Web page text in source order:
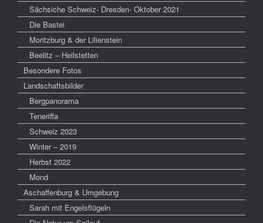
Sächsiche Schweiz- Dresden- Oktober 2021
Die Bastei
Moritzburg & der Lilienstein
Beelitz – Heilstetten
Besondere Fotos
Landschaftsbilder
Bergpanorama
Teneriffa
Schweiz 2023
Winter – 2019
Herbst 2022
Mond
Aschaffenburg & Umgebung
Sarah mit Engelsflügeln